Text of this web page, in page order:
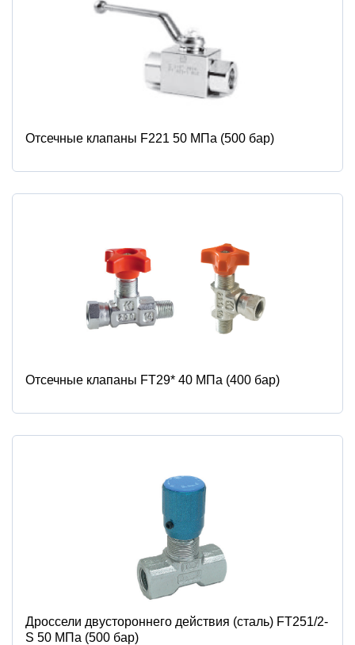
Отсечные клапаны F221 50 МПа (500 бар)
Отсечные клапаны FT29* 40 МПа (400 бар)
Дроссели двустороннего действия (сталь) FT251/2-
S 50 МПа (500 бар)